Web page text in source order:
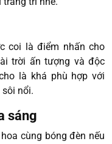
coi là điểm nhấn cho
trời ấn tượng và độc
là khá phù hợp với
nổi.
sáng
cùng bóng đèn nếu